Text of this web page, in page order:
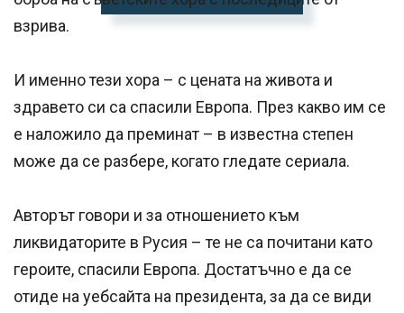
взрива.
И именно тези хора – с цената на живота и
здравето си са спасили Европа. През какво им се
е наложило да преминат – в известна степен
може да се разбере, когато гледате сериала.
Авторът говори и за отношението към
ликвидаторите в Русия – те не са почитани като
героите, спасили Европа. Достатъчно е да се
отиде на уебсайта на президента, за да се види